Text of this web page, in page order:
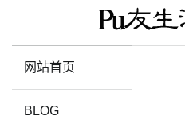
网站首页
BLOG